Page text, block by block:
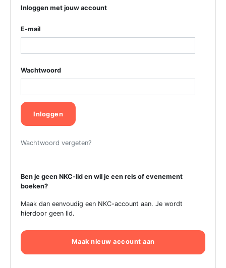
Inloggen met jouw account
E-mail
Wachtwoord
Inloggen
Wachtwoord vergeten?
Ben je geen NKC-lid en wil je een reis of evenement
boeken?
Maak dan eenvoudig een NKC-account aan. Je wordt
hierdoor geen lid.
Maak nieuw account aan